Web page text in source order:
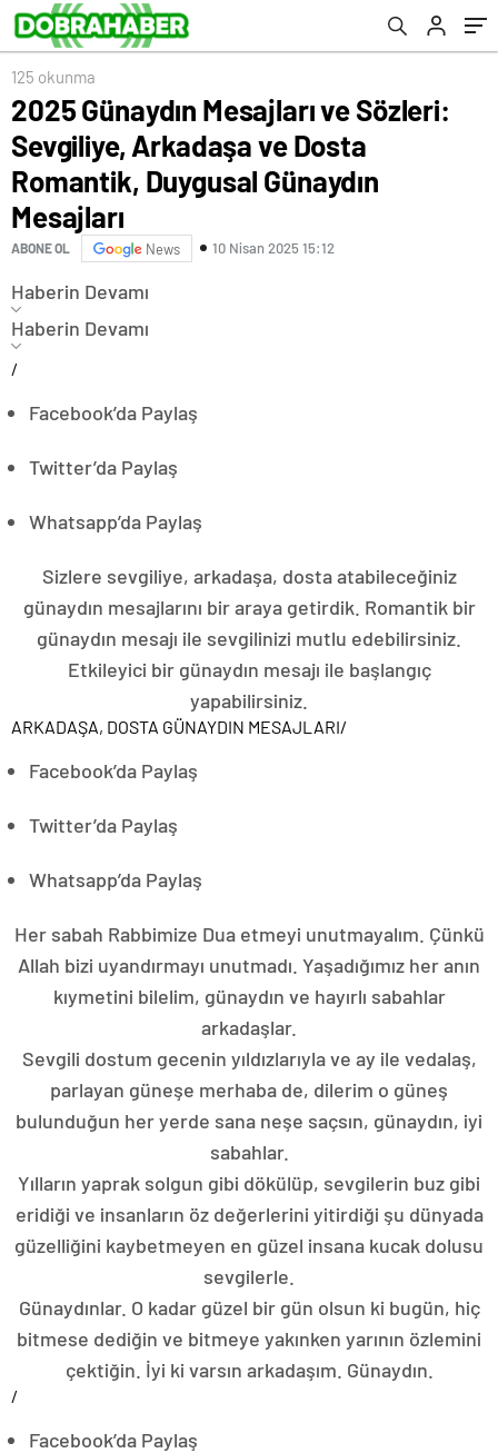
Duygusal Günaydın Mesajları
125 okunma
2025 Günaydın Mesajları ve Sözleri:
Sevgiliye, Arkadaşa ve Dosta
Romantik, Duygusal Günaydın
Mesajları
ABONE OL News 10 Nisan 2025 15:12
Haberin Devamı
Haberin Devamı
/
Facebook’da Paylaş
Twitter’da Paylaş
Whatsapp’da Paylaş
Sizlere sevgiliye, arkadaşa, dosta atabileceğiniz
günaydın mesajlarını bir araya getirdik. Romantik bir
günaydın mesajı ile sevgilinizi mutlu edebilirsiniz.
Etkileyici bir günaydın mesajı ile başlangıç
yapabilirsiniz.
ARKADAŞA, DOSTA GÜNAYDIN MESAJLARI/
Facebook’da Paylaş
Twitter’da Paylaş
Whatsapp’da Paylaş
Her sabah Rabbimize Dua etmeyi unutmayalım. Çünkü
Allah bizi uyandırmayı unutmadı. Yaşadığımız her anın
kıymetini bilelim, günaydın ve hayırlı sabahlar
arkadaşlar.
Sevgili dostum gecenin yıldızlarıyla ve ay ile vedalaş,
parlayan güneşe merhaba de, dilerim o güneş
bulunduğun her yerde sana neşe saçsın, günaydın, iyi
sabahlar.
Yılların yaprak solgun gibi dökülüp, sevgilerin buz gibi
eridiği ve insanların öz değerlerini yitirdiği şu dünyada
güzelliğini kaybetmeyen en güzel insana kucak dolusu
sevgilerle.
Günaydınlar. O kadar güzel bir gün olsun ki bugün, hiç
bitmese dediğin ve bitmeye yakınken yarının özlemini
çektiğin. İyi ki varsın arkadaşım. Günaydın.
/
Facebook’da Paylaş